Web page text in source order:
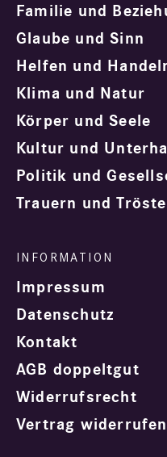
Familie und
Glaube und Sinn
Helfen und
Klima und Natur
Körper und Seele
Kultur und
Politik und
Trauern und
Impressum
Datenschutz
Kontakt
AGB doppeltgut
Widerrufsrecht
Vertrag widerrufen